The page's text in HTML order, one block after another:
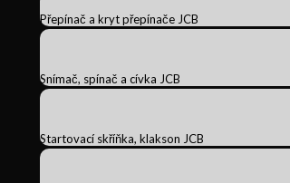
Přepínač a kryt přepínače JCB
Snímač, spínač a cívka JCB
Startovací skříňka, klakson JCB